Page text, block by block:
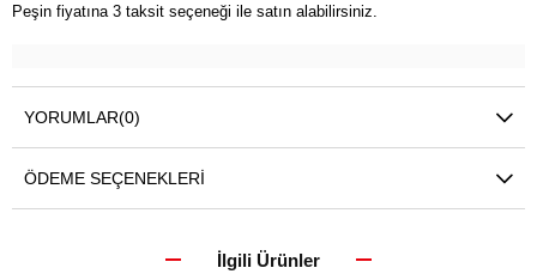
Peşin fiyatına 3 taksit seçeneği ile satın alabilirsiniz.
YORUMLAR(0)
ÖDEME SEÇENEKLERI
İlgili Ürünler